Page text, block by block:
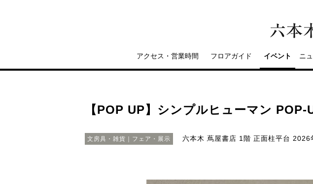
アクセス・営業時間 フロアガイド イベント ニ
【POP UP】シンプルヒューマン POP-
文房具・雑貨｜フェア・展示 六本木 蔦屋書店 1階 正面柱平台 2026